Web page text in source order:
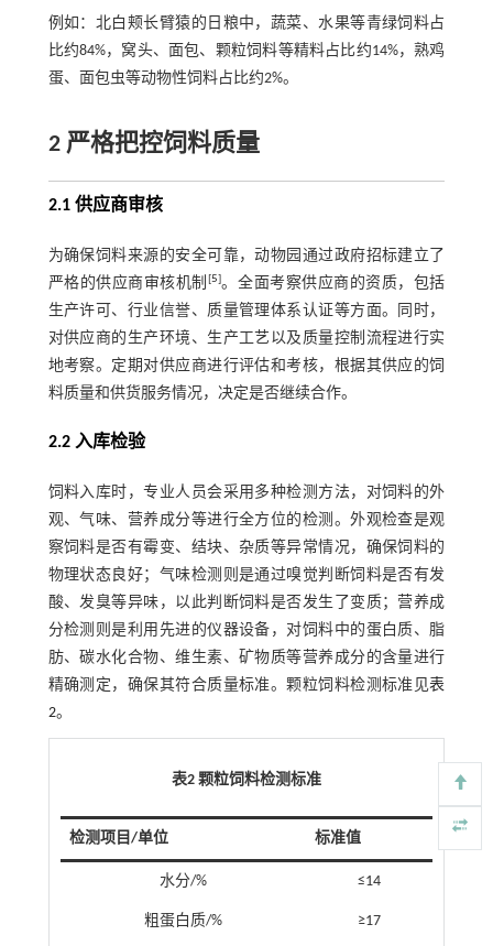
例如：北白颊长臂猿的日粮中，蔬菜、水果等青绿饲料占
比约84%，窝头、面包、颗粒饲料等精料占比约14%，熟鸡
蛋、面包虫等动物性饲料占比约2%。
2 严格把控饲料质量
2.1 供应商审核
为确保饲料来源的安全可靠，动物园通过政府招标建立了
严格的供应商审核机制 [5]。全面考察供应商的资质，包括
生产许可、行业信誉、质量管理体系认证等方面。同时，
对供应商的生产环境、生产工艺以及质量控制流程进行实
地考察。定期对供应商进行评估和考核，根据其供应的饲
料质量和供货服务情况，决定是否继续合作。
2.2 入库检验
饲料入库时，专业人员会采用多种检测方法，对饲料的外
观、气味、营养成分等进行全方位的检测。外观检查是观
察饲料是否有霉变、结块、杂质等异常情况，确保饲料的
物理状态良好；气味检测则是通过嗅觉判断饲料是否有发
酸、发臭等异味，以此判断饲料是否发生了变质；营养成
分检测则是利用先进的仪器设备，对饲料中的蛋白质、脂
肪、碳水化合物、维生素、矿物质等营养成分的含量进行
精确测定，确保其符合质量标准。颗粒饲料检测标准见表
2。
表2 颗粒饲料检测标准
检测项目/单位 标准值
水分/% ≤14
粗蛋白质/% ≥17